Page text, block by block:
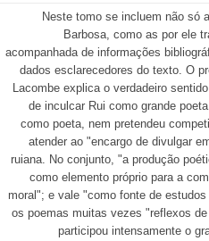
Neste tomo se incluem não só
Barbosa, como as por ele
acompanhada de informações
dados esclarecedores do texto. O
Lacombe explica o verdadeiro
de inculcar Rui como grande
como poeta, nem pretendeu
atender ao "encargo de divulgar
ruiana. No conjunto, "a produção
como elemento próprio para a
moral"; e vale "como fonte de
os poemas muitas vezes "reflexos
participou intensamente o